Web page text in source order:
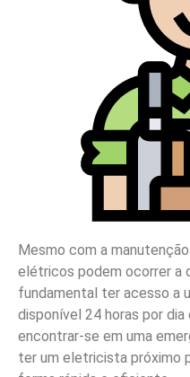
Mesmo com a
elétricos podem ocorrer a
fundamental ter acesso a
disponível 24 horas por dia
encontrar-se em uma
ter um eletricista próximo